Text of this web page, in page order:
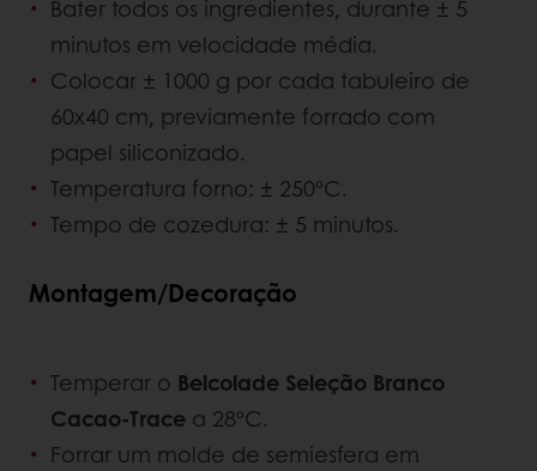
Bater todos os ingredientes, durante ± 5
minutos em velocidade média.
Colocar ± 1000 g por cada tabuleiro de
60x40 cm, previamente forrado com
papel siliconizado.
Temperatura forno: ± 250ºC.
Tempo de cozedura: ± 5 minutos.
Montagem/Decoração
Temperar o Belcolade Seleção Branco
Cacao-Trace a 28ºC.
Forrar um molde de semiesfera em